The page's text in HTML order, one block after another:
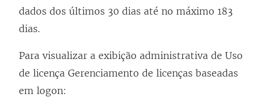
dados dos últimos 30 dias até no máximo 183
dias.
Para visualizar a exibição administrativa de Uso
de licença Gerenciamento de licenças baseadas
em logon: